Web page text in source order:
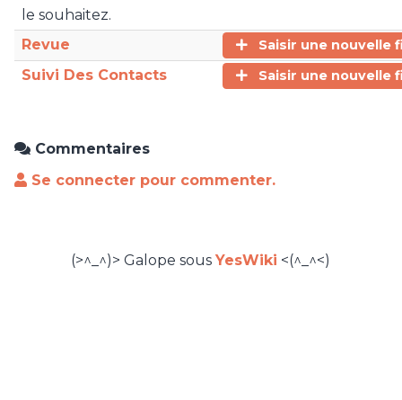
le souhaitez.
Revue Saisir une nouvelle
Suivi Des Contacts Saisir une nouvelle
Commentaires
Se connecter pour commenter.
(>^_^)> Galope sousYesWiki <(^_^<)